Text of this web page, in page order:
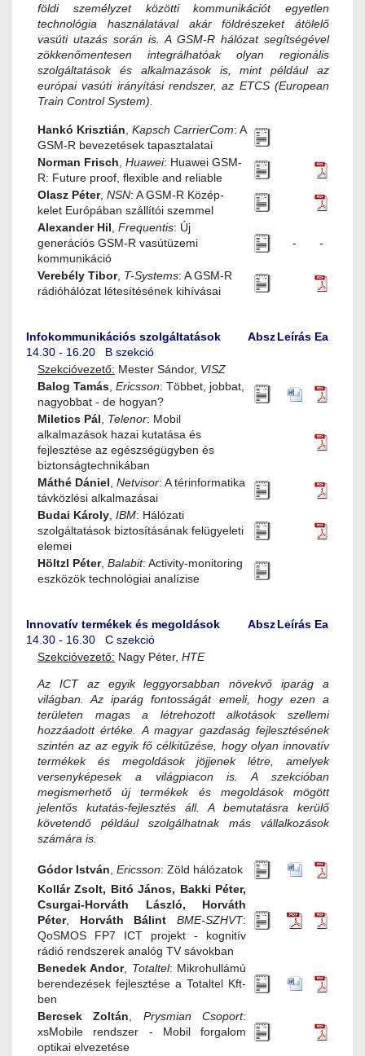
földi személyzet közötti kommunikációt egyetlen
technológia használatával akár földrészeket átölelő
vasúti utazás során is. A GSM-R hálózat segítségével
zökkenőmentesen integrálhatóak olyan regionális
szolgáltatások és alkalmazások is, mint például az
európai vasúti irányítási rendszer, az ETCS (European
Train Control System).
Hankó Krisztián Kapsch CarrierCom: A
GSM-R bevezetések tapasztalatai
Norman Frisch Huawei: Huawei GSM-
R: Future proof, flexible and reliable
Olasz Péter, NSN: A GSM-R Közép-
kelet Európában szállítói szemmel
Alexander Hil Frequentis: Új
generációs GSM-R vasútüzemi
kommunikáció
- -
Verebély Tibor, T-Systems: A GSM-R
rádióhálózat létesítésének kihívásai
Infokommunikációs szolgáltatások
14.30 - 16.20 B szekció
AbszLeírás Ea
Szekcióvezető: Mester Sándor, VISZ
Balog Tamás Ericsson: Többet, jobbat,
nagyobbat - de hogyan?
Miletics Pál
Telenor: Mobil
alkalmazások hazai kutatása és
fejlesztése az egészségügyben és
biztonságtechnikában
Máthé Dániel Netvisor: A térinformatika
távközlési alkalmazásai
Budai Károly IBM: Hálózati
szolgáltatások biztosításának felügyeleti
elemei
Höltzl Péter, Balabit: Activity-monitoring
eszközök technológiai analízise
Innovatív termékek és megoldások
14.30 - 16.30 C szekció
AbszLeírás Ea
Szekcióvezető: Nagy Péter, HTE
Az ICT az egyik leggyorsabban növekvő iparág a
világban. Az iparág fontosságát emeli, hogy ezen a
területen magas a létrehozott alkotások szellemi
hozzáadott értéke. A magyar gazdaság fejlesztésének
szintén az az egyik fő célkitűzése, hogy olyan innovatív
termékek és megoldások jöjjenek létre, amelyek
versenyképesek a világpiacon is. A szekcióban
megismerhető új termékek és megoldások mögött
jelentős kutatás-fejlesztés áll. A bemutatásra kerülő
követendő például szolgálhatnak más vállalkozások
számára is.
Gódor István Ericsson: Zöld hálózatok
Kollár Zsolt, Bitó János, Bakki Péter,
Csurgai-Horváth László, Horváth
Péter, Horváth Bálint BME-SZHVT:
QoSMOS FP7 ICT projekt - kognitív
rádió rendszerek analóg TV sávokban
Benedek Andor, Totaltel: Mikrohullámú
berendezések fejlesztése a Totaltel Kft-
ben
Bercsek Zoltán
Prysmian Csoport:
xsMobile rendszer - Mobil forgalom
optikai elvezetése